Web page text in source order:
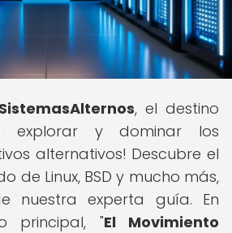
SistemasAlternos, el destino
explorar y dominar los
alternativos! Descubre el
de Linux, BSD y mucho más,
nuestra experta guía. En
principal, "El Movimiento